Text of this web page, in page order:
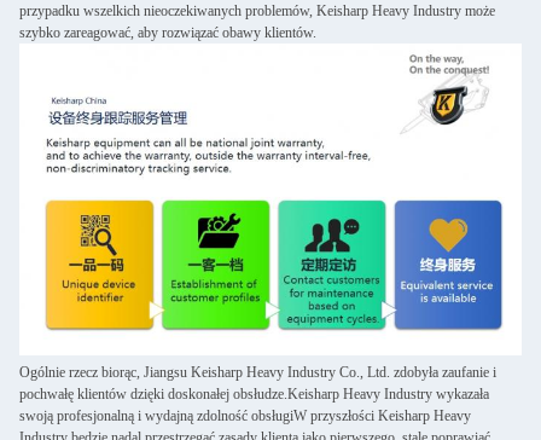
przypadku wszelkich nieoczekiwanych problemów, Keisharp Heavy Industry może
szybko zareagować, aby rozwiązać obawy klientów.
Ogólnie rzecz biorąc, Jiangsu Keisharp Heavy Industry Co., Ltd. zdobyła zaufanie i
pochwałę klientów dzięki doskonałej obsłudze.Keisharp Heavy Industry wykazała
swoją profesjonalną i wydajną zdolność obsługiW przyszłości Keisharp Heavy